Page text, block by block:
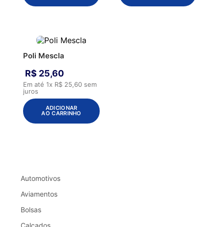
Poli Mescla
R$ 25,60
Em até1x R$ 25,60 sem
juros
ADICIONAR
AO CARRINHO
Automotivos
Aviamentos
Bolsas
Calçados